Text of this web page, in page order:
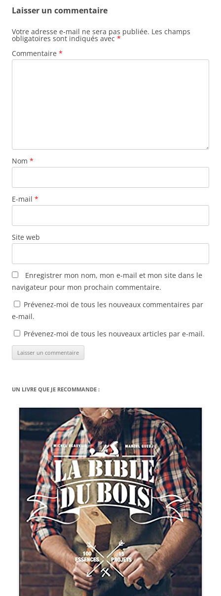
Laisser un commentaire
Votre adresse e-mail ne sera pas publiée. Les champs
obligatoires sont indiqués avec *
Commentaire *
Nom *
E-mail *
Site web
Enregistrer mon nom, mon e-mail et mon site dans le
navigateur pour mon prochain commentaire.
Prévenez-moi de tous les nouveaux commentaires par
e-mail.
Prévenez-moi de tous les nouveaux articles par e-mail.
UN LIVRE QUE JE RECOMMANDE :